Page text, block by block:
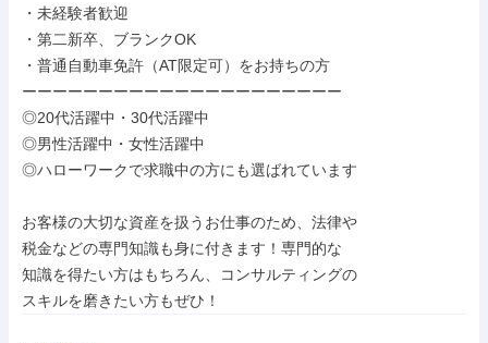
・未経験者歓迎
・第二新卒、ブランクOK
・普通自動車免許（AT限定可）をお持ちの方
ーーーーーーーーーーーーーーーーーーーーー
◎20代活躍中・30代活躍中
◎男性活躍中・女性活躍中
◎ハローワークで求職中の方にも選ばれています
お客様の大切な資産を扱うお仕事のため、法律や
税金などの専門知識も身に付きます！専門的な
知識を得たい方はもちろん、コンサルティングの
スキルを磨きたい方もぜひ！